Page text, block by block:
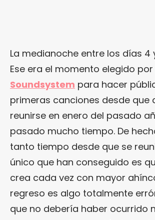
La medianoche entre los días 4
Ese era el momento elegido por
Soundsystem para hacer
primeras canciones desde que
reunirse en enero del pasado
pasado mucho tiempo. De
tanto tiempo desde que se
único que han conseguido es
crea cada vez con mayor
regreso es algo totalmente
que no debería haber ocurrido